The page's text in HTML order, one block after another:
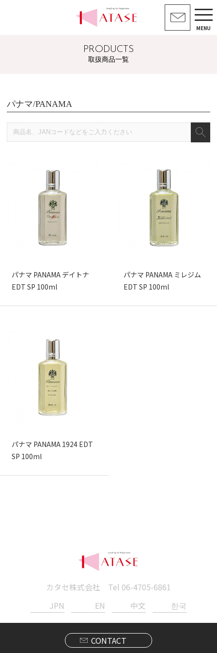
MENU
PRODUCTS
取扱商品一覧
パナマ/PANAMA
パナマ PANAMA デイトナ
EDT SP 100ml
パナマ PANAMA ミレジム
EDT SP 100ml
パナマ PANAMA 1924 EDT
SP 100ml
カタセ株式会社 Tel 06-4705-6861
JPN
EN 中文 한국
CONTACT